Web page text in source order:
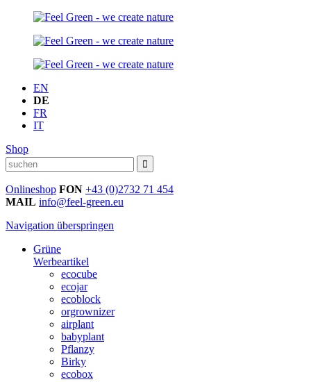
EN
DE
FR
IT
Shop
Onlineshop FON +43 (0)2732 71 454
MAIL info@feel-green.eu
Navigation überspringen
Grüne
Werbeartikel
ecocube
ecojar
ecoblock
orgrownizer
airplant
babyplant
Pflanzy
Birky
ecobox